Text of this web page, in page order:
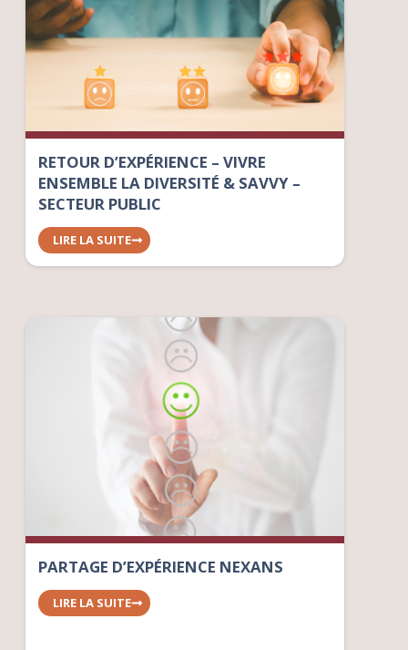
RETOUR D’EXPÉRIENCE – VIVRE
ENSEMBLE LA DIVERSITÉ & SAVVY –
SECTEUR PUBLIC
LIRE LA SUITE
PARTAGE D’EXPÉRIENCE NEXANS
LIRE LA SUITE